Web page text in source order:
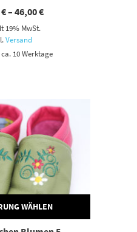
€– 46,00€Preisspanne:
19% MwSt.
Versand
10 Werktage
WÄHLEN